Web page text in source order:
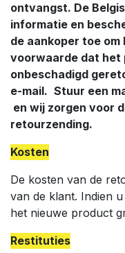
ontvangst. De
informatie en
de aankoper toe
voorwaarde dat het
onbeschadigd
e-mail. Stuur een
en wij zorgen voor
retourzending.
Kosten
De kosten van de
van de klant. Indien
het nieuwe product
Restituties